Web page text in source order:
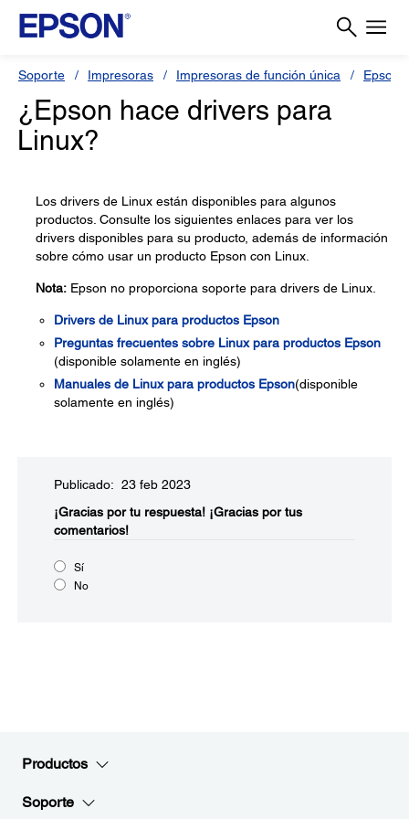
Soporte Impresoras Impresoras de función única Epson
¿Epson hace drivers para
Linux?
Los drivers de Linux están disponibles para algunos
productos. Consulte los siguientes enlaces para ver los
drivers disponibles para su producto, además de información
sobre cómo usar un producto Epson con Linux.
Nota: Epson no proporciona soporte para drivers de Linux.
Drivers de Linux para productos Epson
Preguntas frecuentes sobre Linux para productos Epson
(disponible solamente en inglés)
Manuales de Linux para productos Epson(disponible
solamente en inglés)
Publicado: 23 feb 2023
¡Gracias por tu respuesta! ¡Gracias por tus
comentarios!
Sí
No
Productos
Soporte